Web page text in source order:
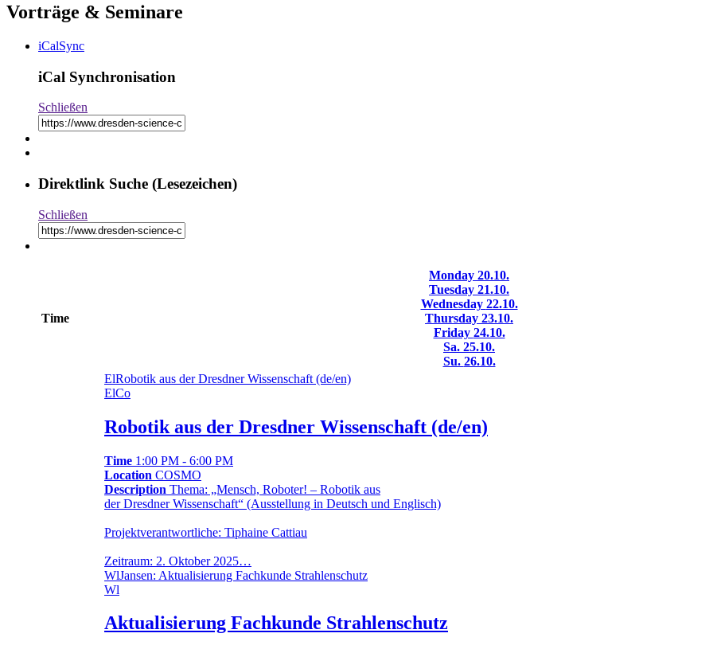
Vorträge & Seminare
iCalSync
iCal Synchronisation
Schließen
Direktlink Suche (Lesezeichen)
Schließen
Time
Monday 20.10.
Tuesday 21.10.
Wednesday 22.10.
Thursday 23.10.
Friday 24.10.
Sa. 25.10.
Su. 26.10.
ElRobotik aus der Dresdner Wissenschaft (de/en)
ElCo
Robotik aus der Dresdner Wissenschaft (de/en)
Time 1:00 PM - 6:00 PM
Location COSMO
Description Thema: „Mensch, Roboter! – Robotik aus
der Dresdner Wissenschaft“ (Ausstellung in Deutsch und Englisch)
Projektverantwortliche: Tiphaine Cattiau
Zeitraum: 2. Oktober 2025…
WlJansen: Aktualisierung Fachkunde Strahlenschutz
Wl
Aktualisierung Fachkunde Strahlenschutz